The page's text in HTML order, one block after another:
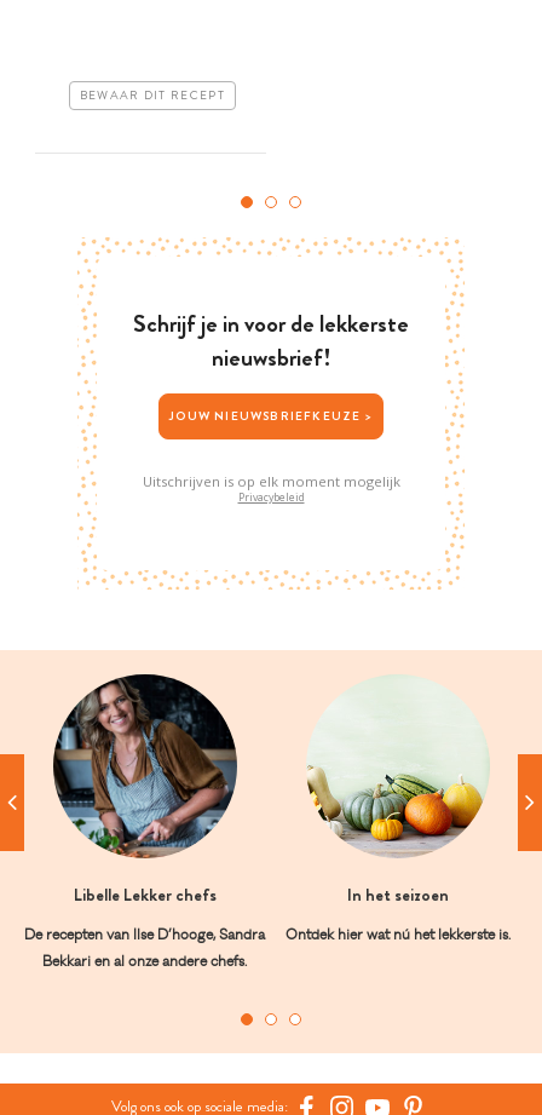
BEWAAR DIT RECEPT
Schrijf je in voor de lekkerste
nieuwsbrief!
JOUW NIEUWSBRIEFKEUZE >
Uitschrijven is op elk moment mogelijk
Privacybeleid
Libelle Lekker chefs
De recepten van Ilse D’hooge, Sandra
Bekkari en al onze andere chefs.
In het seizoen
Ontdek hier wat nú het lekkerste is.
Volg ons ook op sociale media: